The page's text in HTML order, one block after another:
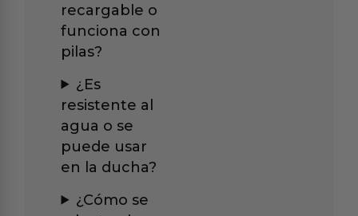
recargable o
funciona con
pilas?
¿Es
resistente al
agua o se
puede usar
en la ducha?
¿Cómo se